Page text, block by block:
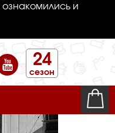
и
24
сезон